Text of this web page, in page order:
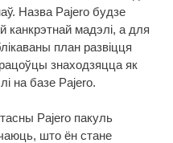
Назва Pajero будзе
мадэлі, а для
план развіцця
знаходзяцца як
на базе Pajero.
Pajero пакуль
што ён стане